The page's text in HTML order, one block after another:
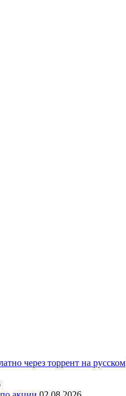
через торрент на русском